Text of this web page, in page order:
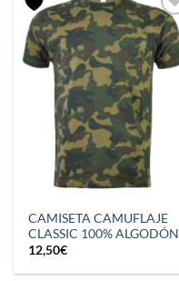
CAMISETA CAMUFLAJE
CLASSIC 100% ALGODÓN
12,50€